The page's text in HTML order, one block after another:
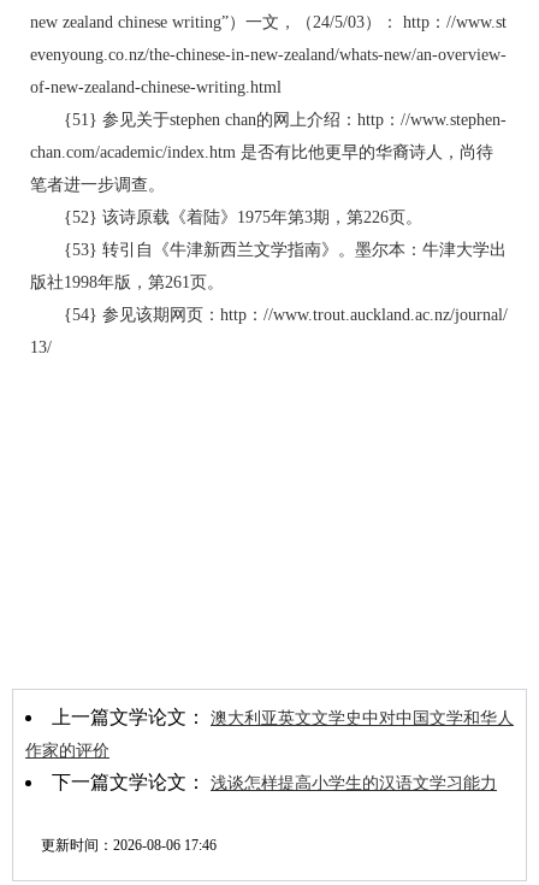
new zealand chinese writing”）一文，（24/5/03）： http：//www.st
evenyoung.co.nz/the-chinese-in-new-zealand/whats-new/an-overview-
of-new-zealand-chinese-writing.html
{51} 参见关于stephen chan的网上介绍：http：//www.stephen-
chan.com/academic/index.htm 是否有比他更早的华裔诗人，尚待
笔者进一步调查。
{52} 该诗原载《着陆》1975年第3期，第226页。
{53} 转引自《牛津新西兰文学指南》。墨尔本：牛津大学出
版社1998年版，第261页。
{54} 参见该期网页：http：//www.trout.auckland.ac.nz/journal/
13/
上一篇文学论文： 澳大利亚英文文学史中对中国文学和华人
作家的评价
下一篇文学论文： 浅谈怎样提高小学生的汉语文学习能力
更新时间： 2026-08-06 17:46